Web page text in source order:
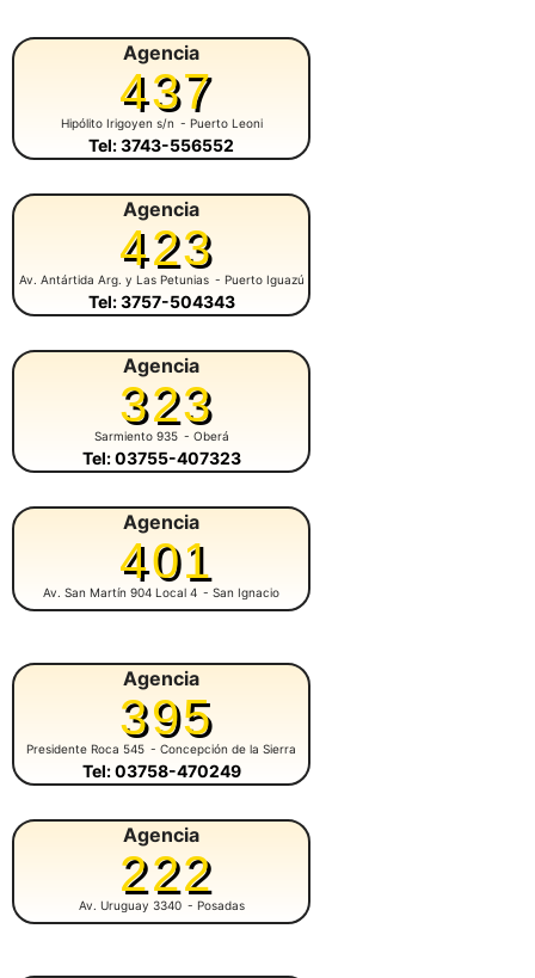
Agencia
437
Hipólito Irigoyen s/n - Puerto Leoni
Tel: 3743-556552
Agencia
423
Av. Antártida Arg. y Las Petunias - Puerto Iguazú
Tel: 3757-504343
Agencia
323
Sarmiento 935 - Oberá
Tel: 03755-407323
Agencia
401
Av. San Martín 904 Local 4 - San Ignacio
Agencia
395
Presidente Roca 545 - Concepción de la Sierra
Tel: 03758-470249
Agencia
222
Av. Uruguay 3340 - Posadas